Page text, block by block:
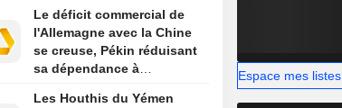
Yonhap
Le déficit commercial de
l'Allemagne avec la Chine
se creuse, Pékin réduisant
sa dépendance à
Les Houthis du Yémen
Espace mes listes